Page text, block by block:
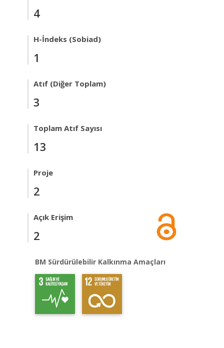
4
H-İndeks (Sobiad)
1
Atıf (Diğer Toplam)
3
Toplam Atıf Sayısı
13
Proje
2
Açık Erişim
2
BM Sürdürülebilir Kalkınma Amaçları